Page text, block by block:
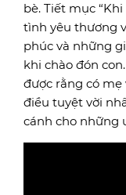
bè. Tiết mục
tình yêu thương
phúc và những
khi chào đón
được rằng có mẹ
điều tuyệt vời
cánh cho những